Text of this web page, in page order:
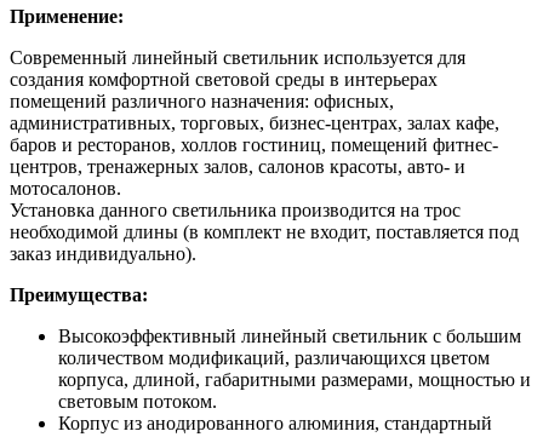
Применение:
Современный линейный светильник используется для
создания комфортной световой среды в интерьерах
помещений различного назначения: офисных,
административных, торговых, бизнес-центрах, залах кафе,
баров и ресторанов, холлов гостиниц, помещений фитнес-
центров, тренажерных залов, салонов красоты, авто- и
мотосалонов.
Установка данного светильника производится на трос
необходимой длины (в комплект не входит, поставляется под
заказ индивидуально).
Преимущества:
Высокоэффективный линейный светильник с большим
количеством модификаций, различающихся цветом
корпуса, длиной, габаритными размерами, мощностью и
световым потоком.
Корпус из анодированного алюминия, стандартный